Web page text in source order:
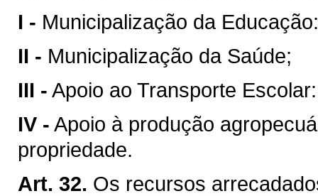
I - Municipalização da Educação:
II - Municipalização da Saúde;
III - Apoio ao Transporte Escolar:
IV - Apoio à produção
propriedade.
Art. 32. Os recursos